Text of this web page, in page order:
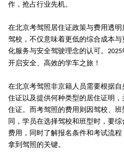
作，抢占行业先机。
在北京考驾照居住证政策与费用透
驾校，不仅意味着更低的综合成本
化服务与安全驾驶理念的认可。 2025
开启安全、高效的学车之旅！
在北京考驾照非京籍人员需要根据
住证以及提供何种类型的居住证明
住证。而考驾照的费用则因驾校、
同，学员在选择驾校和班型时，要
费用，同时了解报名条件和考试流
拿到驾照的关键。